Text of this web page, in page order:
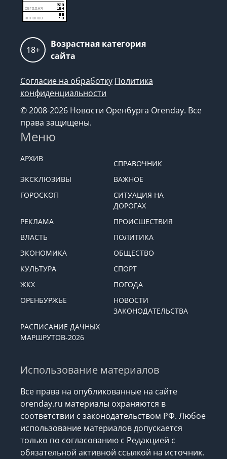
18+
Возрастная категория
сайта
Согласие на обработку Политика
конфиденциальности
© 2008-2026 Новости Оренбурга Orenday. Все
права защищены.
Меню
АРХИВ
СПРАВОЧНИК
ЭКСКЛЮЗИВЫ
ВАЖНОЕ
ГОРОСКОП
СИТУАЦИЯ НА
ДОРОГАХ
РЕКЛАМА
ПРОИСШЕСТВИЯ
ВЛАСТЬ
ПОЛИТИКА
ЭКОНОМИКА
ОБЩЕСТВО
КУЛЬТУРА
СПОРТ
ЖКХ
ПОГОДА
ОРЕНБУРЖЬЕ
НОВОСТИ
ЗАКОНОДАТЕЛЬСТВА
РАСПИСАНИЕ ДАЧНЫХ
МАРШРУТОВ-2026
Использование материалов
Все права на опубликованные на сайте
orenday.ru материалы охраняются в
соответствии с законодательством РФ. Любое
использование материалов допускается
только по согласованию с Редакцией с
обязательной активной ссылкой на источник.